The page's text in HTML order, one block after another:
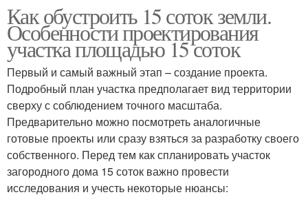
Как обустроить 15 соток земли.
Особенности проектирования
участка площадью 15 соток
Первый и самый важный этап – создание проекта.
Подробный план участка предполагает вид территории
сверху с соблюдением точного масштаба.
Предварительно можно посмотреть аналогичные
готовые проекты или сразу взяться за разработку своего
собственного. Перед тем как спланировать участок
загородного дома 15 соток важно провести
исследования и учесть некоторые нюансы: